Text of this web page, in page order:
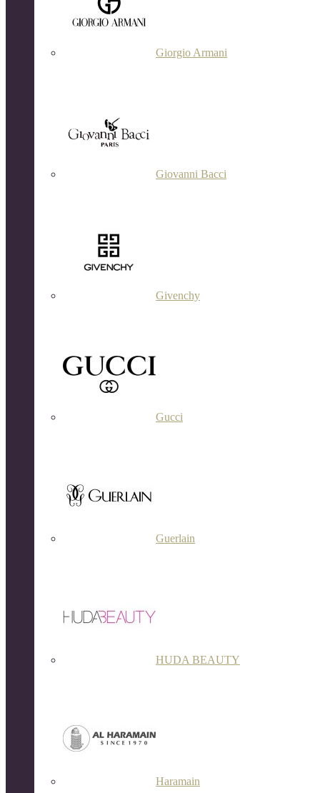
Giorgio Armani
Giovanni Bacci
Givenchy
Gucci
Guerlain
HUDA BEAUTY
Haramain